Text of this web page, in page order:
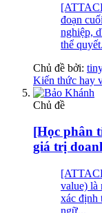
đoạn
nghiệp,
thể
Chủ đề bởi:
Kiến thức hay
Chủ đề
[Học phân
giá trị
value) là
xác định
ngữ...